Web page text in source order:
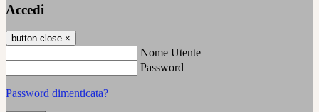
Accedi
button close ×
Nome Utente
Password
Password dimenticata?